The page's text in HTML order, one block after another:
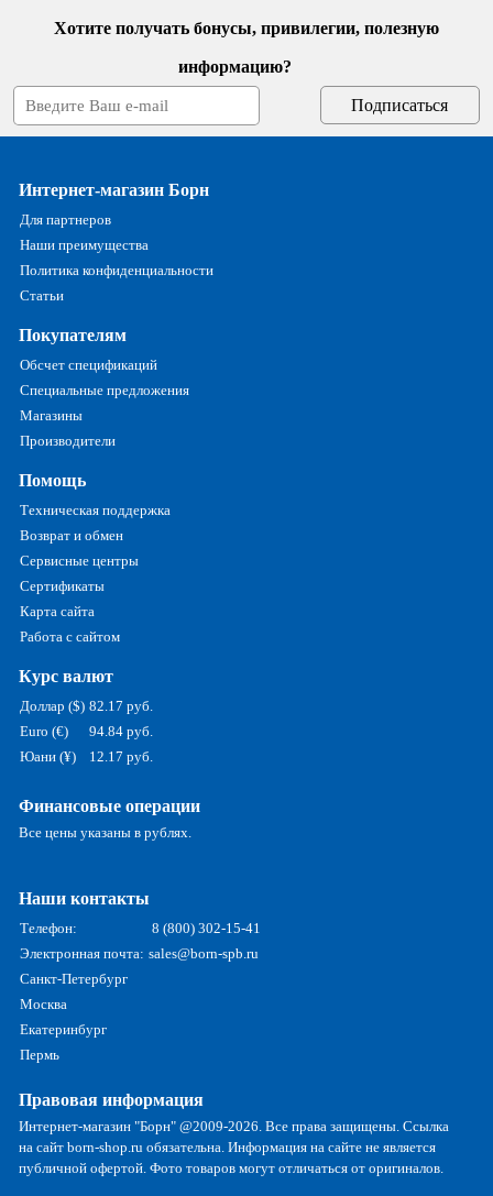
Хотите получать бонусы, привилегии, полезную
информацию?
Интернет-магазин Борн
Для партнеров
Наши преимущества
Политика конфиденциальности
Статьи
Покупателям
Обсчет спецификаций
Специальные предложения
Магазины
Производители
Помощь
Техническая поддержка
Возврат и обмен
Сервисные центры
Сертификаты
Карта сайта
Работа с сайтом
Курс валют
Доллар ($) 82.17 руб.
Euro (€)
94.84 руб.
Юани (¥)
12.17 руб.
Финансовые операции
Все цены указаны в рублях.
Наши контакты
Телефон:
8 (800) 302-15-41
Электронная почта: sales@born-spb.ru
Санкт-Петербург
Москва
Екатеринбург
Пермь
Правовая информация
Интернет-магазин "Борн" @2009-2026. Все права защищены. Ссылка
на сайт born-shop.ru обязательна. Информация на сайте не является
публичной офертой. Фото товаров могут отличаться от оригиналов.